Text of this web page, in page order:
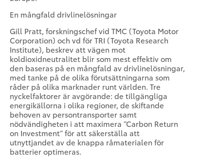
En mångfald drivlinelösningar
Gill Pratt, forskningschef vid TMC (Toyota Motor
Corporation) och vd för TRI (Toyota Research
Institute), beskrev att vägen mot
koldioxidneutralitet blir som mest effektiv om
den baseras på en mångfald av drivlinelösningar,
med tanke på de olika förutsättningarna som
råder på olika marknader runt världen. Tre
nyckelfaktorer är avgörande: de tillgängliga
energikällorna i olika regioner, de skiftande
behoven av persontransporter samt
nödvändigheten i att maximera ”Carbon Return
on Investment” för att säkerställa att
utnyttjandet av de knappa råmaterialen för
batterier optimeras.